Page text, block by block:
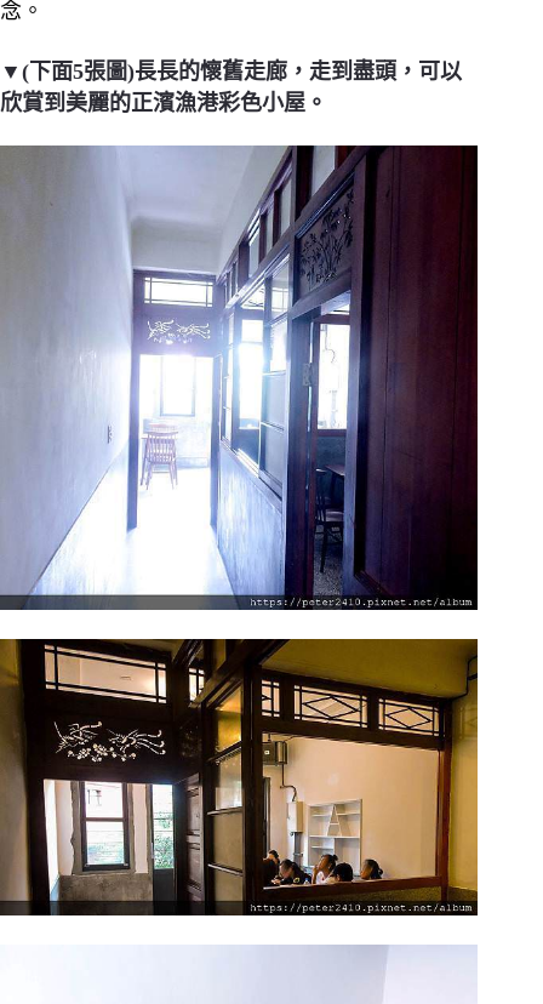
念。
▼(下面5張圖)長長的懷舊走廊，走到盡頭，可以
欣賞到美麗的正濱漁港彩色小屋。